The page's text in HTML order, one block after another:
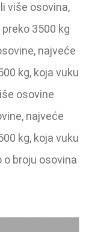
više osovina,
3500 kg
najveće
kg, koja vuku
osovine
najveće
kg, koja vuku
o broju osovina